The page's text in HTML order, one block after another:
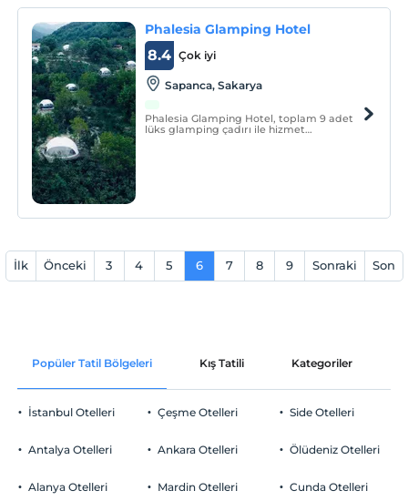
Phalesia Glamping Hotel
Çok iyi
8.4
Sapanca, Sakarya
Phalesia Glamping Hotel, toplam 9 adet
lüks glamping çadırı ile hizmet
İlk Önceki 3 4 5 6 7 8 9 Sonraki Son
Popüler Tatil Bölgeleri Kış Tatili Kategoriler
İstanbul Otelleri
Antalya Otelleri
Alanya Otelleri
Çeşme Otelleri
Ankara Otelleri
Mardin Otelleri
Side Otelleri
Ölüdeniz Otelleri
Cunda Otelleri